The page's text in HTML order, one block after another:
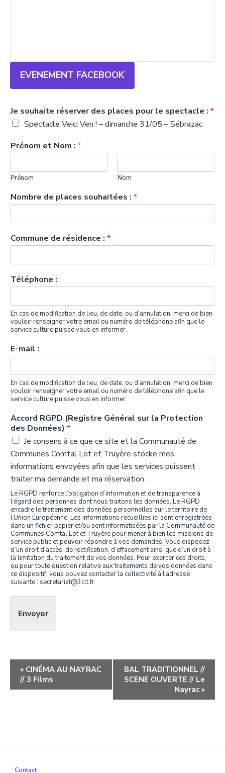
EVENEMENT FACEBOOK
Je souhaite réserver des places pour le spectacle : *
Spectacle Veici Ven ! – dimanche 31/05 – Sébrazac
Prénom et Nom : *
Prénom Nom
Nombre de places souhaitées : *
Commune de résidence : *
Téléphone :
En cas de modification de lieu, de date, ou d’annulation, merci de bien
vouloir renseigner votre email ou numéro de téléphone afin que le
service culture puisse vous en informer.
E-mail :
En cas de modification de lieu, de date, ou d’annulation, merci de bien
vouloir renseigner votre email ou numéro de téléphone afin que le
service culture puisse vous en informer.
Accord RGPD (Registre Général sur la Protection
des Données) *
Je consens à ce que ce site et la Communauté de
Communes Comtal Lot et Truyère stocke mes
informations envoyées afin que les services puissent
traiter ma demande et ma réservation.
Le RGPD renforce l’obligation d’information et de transparence à
l’égard des personnes dont nous traitons les données. Le RGPD
encadre le traitement des données personnelles sur le territoire de
l’Union Européenne. Les informations recueillies ici sont enregistrées
dans un fichier papier et/ou sont informatisées par la Communauté de
Communes Comtal Lot et Truyère pour mener à bien les missions de
service public et pouvoir répondre à vos demandes. Vous disposez
d’un droit d’accès, de rectification, d’effacement ainsi que d’un droit à
la limitation du traitement de vos données. Pour exercer ces droits,
ou pour toute question relative aux traitements de vos données dans
ce dispositif, vous pouvez contacter la collectivité à l’adresse
suivante : secretariat@3clt.fr
Envoyer
Navigation
évènement
« CINÉMA AU NAYRAC
// 3 Films
BAL TRADITIONNEL //
SCENE OUVERTE // Le
Nayrac »
Contact